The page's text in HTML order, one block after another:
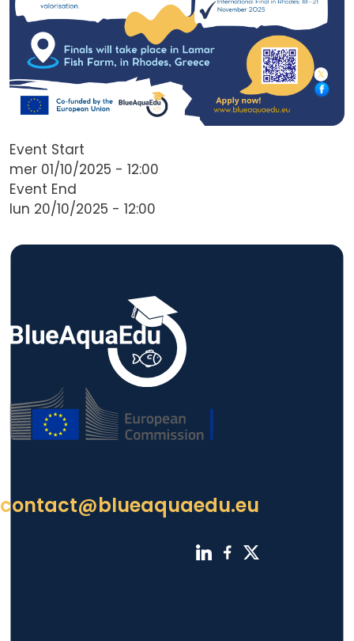
Event Start
mer 01/10/2025 - 12:00
Event End
lun 20/10/2025 - 12:00
contact@blueaquaedu.eu